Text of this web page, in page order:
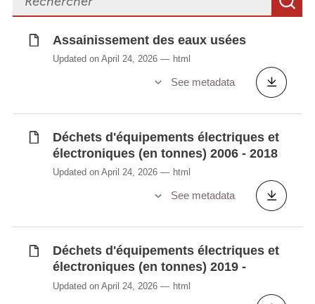
Superficie forestière par canton et
commune
(en %)
Transferts notifiés, importations et
État des masses d'eaux de surface (en %)
Synchronisé automatiquement depuis la
base de
Assainissement des eaux usées
Updated on April 24, 2026 html
See metadata
Déchets d'équipements électriques et
électroniques (en tonnes) 2006 - 2018
Updated on April 24, 2026 html
See metadata
Déchets d'équipements électriques et
électroniques (en tonnes) 2019 -
Updated on April 24, 2026 html